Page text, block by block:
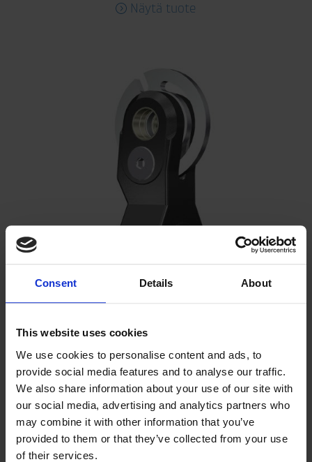
Consent Details About
This website uses cookies
We use cookies to personalise content and ads, to
provide social media features and to analyse our traffic.
We also share information about your use of our site with
our social media, advertising and analytics partners who
may combine it with other information that you’ve
provided to them or that they’ve collected from your use
of their services.
Näytä tuote
Tuotenumero 5006521
Näytä tuote